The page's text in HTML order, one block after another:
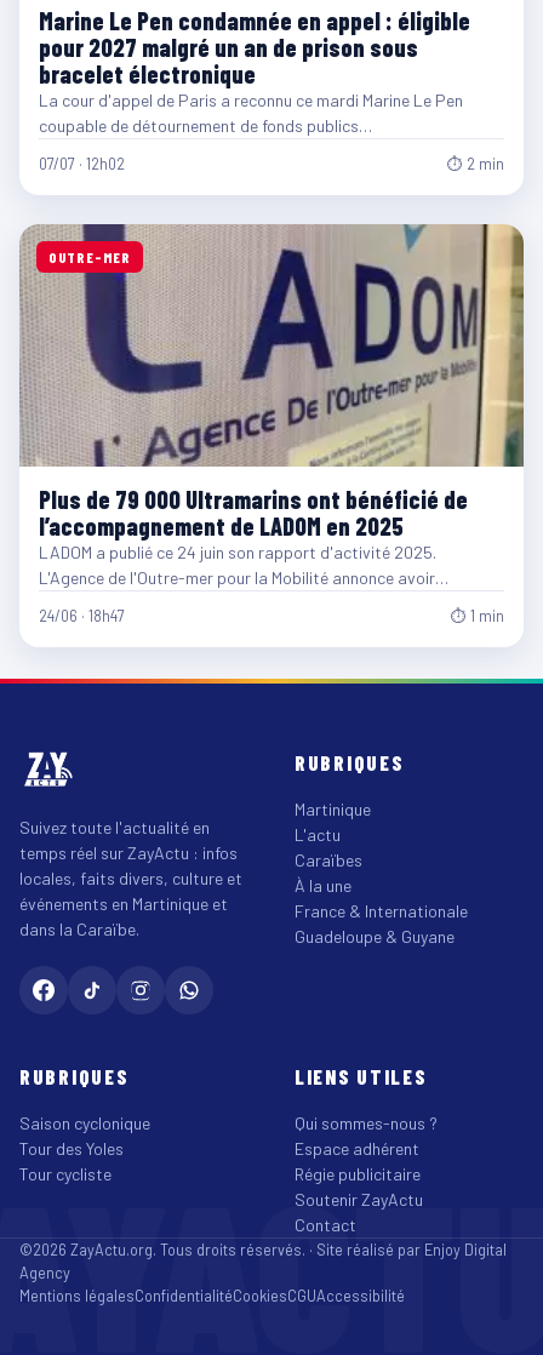
Marine Le Pen condamnée en appel : éligible
pour 2027 malgré un an de prison sous
bracelet électronique
La cour d'appel de Paris a reconnu ce mardi Marine Le Pen
coupable de détournement de fonds publics…
07/07 · 12h02 ⏱ 2 min
OUTRE-MER
Plus de 79 000 Ultramarins ont bénéficié de
l’accompagnement de LADOM en 2025
LADOM a publié ce 24 juin son rapport d'activité 2025.
L'Agence de l'Outre-mer pour la Mobilité annonce avoir…
24/06 · 18h47 ⏱ 1 min
Suivez toute l'actualité en
temps réel sur ZayActu : infos
locales, faits divers, culture et
événements en Martinique et
dans la Caraïbe.
RUBRIQUES
Martinique
L'actu
Caraïbes
À la une
France & Internationale
Guadeloupe & Guyane
RUBRIQUES
Saison cyclonique
Tour des Yoles
Tour cycliste
LIENS UTILES
Qui sommes-nous ?
Espace adhérent
Régie publicitaire
Soutenir ZayActu
Contact
©2026 ZayActu.org. Tous droits réservés. · Site réalisé par Enjoy Digital
Agency
Mentions légalesConfidentialitéCookiesCGUAccessibilité